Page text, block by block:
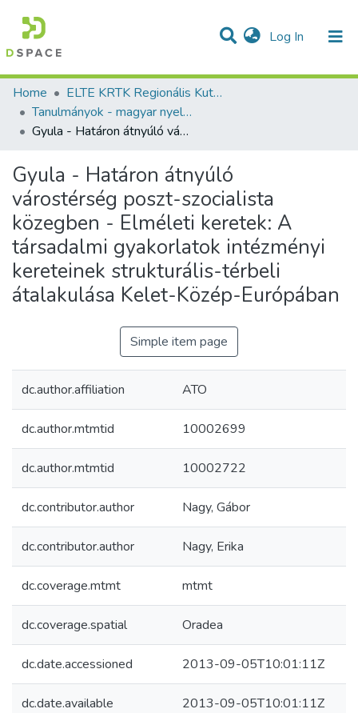
Log In (current)
Communities & Collections
Statistics
All of DSpace
Home
ELTE KRTK Regionális Kutatások Intézete
Tanulmányok - magyar nyelvű (RKI)
Gyula - Határon átnyúló várostérség poszt-szocialista közegben - Elméleti keretek: A társadalmi gyakorlatok intézményi kereteinek strukturális-térbeli átalakulása Kelet-Közép-Európában
Gyula - Határon átnyúló
várostérség poszt-szocialista
közegben - Elméleti keretek: A
társadalmi gyakorlatok intézményi
kereteinek strukturális-térbeli
átalakulása Kelet-Közép-Európában
Simple item page
dc.author.affiliation ATO
dc.author.mtmtid 10002699
dc.author.mtmtid 10002722
dc.contributor.author Nagy, Gábor
dc.contributor.author Nagy, Erika
dc.coverage.mtmt mtmt
dc.coverage.spatial Oradea
dc.date.accessioned 2013-09-05T10:01:11Z
dc.date.available 2013-09-05T10:01:11Z